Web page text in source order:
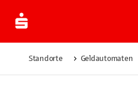
Standorte Geldautomaten